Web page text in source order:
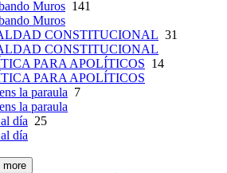
Muros 141
Muros
CONSTITUCIONAL 31
CONSTITUCIONAL
PARA APOLÍTICOS 14
PARA APOLÍTICOS
la paraula 7
la paraula
día 25
día
more